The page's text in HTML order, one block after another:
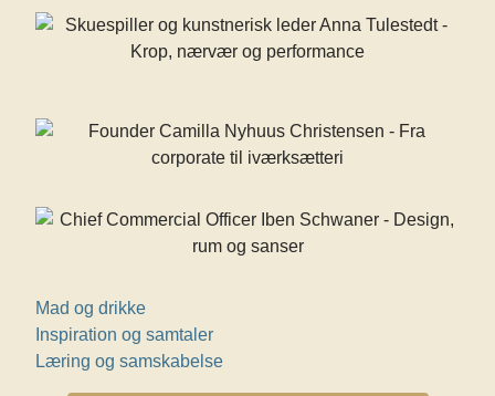
Mad og drikke
Inspiration og samtaler
Læring og samskabelse